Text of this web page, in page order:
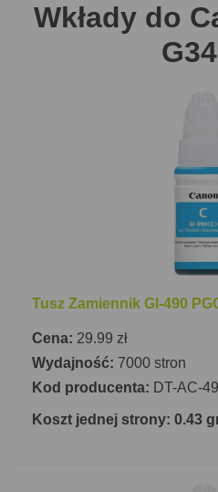
Wkłady do
Tusz Zamiennik GI-490
Cena: 29.99 zł
Wydajność: 7000 stron
Kod producenta: DT-AC-
Koszt jednej strony: 0.43